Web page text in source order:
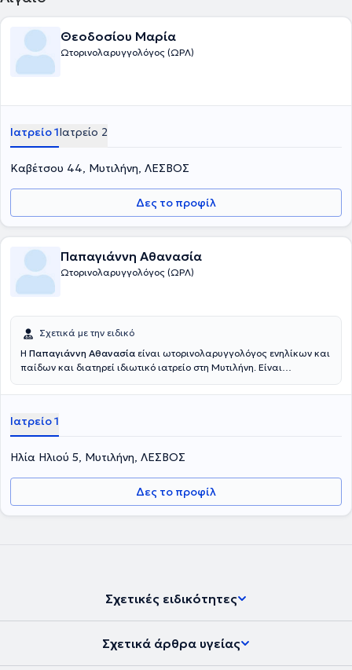
Θεοδοσίου Μαρία
Ωτορινολαρυγγολόγος (ΩΡΛ)
Ιατρείο 1Ιατρείο 2
Καβέτσου 44, Μυτιλήνη, ΛΕΣΒΟΣ
Δες το προφίλ
Παπαγιάννη Αθανασία
Ωτορινολαρυγγολόγος (ΩΡΛ)
Σχετικά με την ειδικό
Η Παπαγιάννη Αθανασία είναι ωτορινολαρυγγολόγος ενηλίκων και
παίδων και διατηρεί ιδιωτικό ιατρείο στη Μυτιλήνη. Είναι
Θεσσαλονίκης. Ειδικεύτηκε στην Ωτορινολαρυγγολογία στο
εργάστηκε στο παιδιατρικό ακοολογικό τμήμα της ΩΡΛ Κλινικής του
Νοσοκομείου Παίδων "Η Αγία Σοφία". Έχει μετεκπαιδευτεί στην
παιδιατρική ακοολογία και φωνιατρική στην Ιατρική σχολή του
Πανεπιστημίου Paris Descartes στο Παρίσι.
Ιατρείο 1
Ηλία Ηλιού 5, Μυτιλήνη, ΛΕΣΒΟΣ
Δες το προφίλ
Σχετικές ειδικότητες
Σχετικά άρθρα υγείας